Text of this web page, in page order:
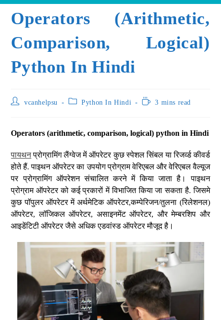
Operators (arithmetic,
Comparison, Logical)
Python In Hindi
vcanhelpsu Python In Hindi 3 mins read
Operators (arithmetic, comparison, logical) python in Hindi
पायथनप्रोग्रामिंग लैंग्वेज में ऑपरेटर कुछ स्पेशल सिंबल या रिजर्व्ड कीवर्ड
होते हैं. पाइथन ऑपरेटर का उपयोग प्रोग्राम वेरिएबल और वेरिएबल वैल्यूज
पर प्रोग्रामिंग ऑपरेशन संचालित करने में किया जाता है। पाइथन
प्रोग्राम ऑपरेटर को कई प्रकारों में विभाजित किया जा सकता है. जिसमे
कुछ पॉपुलर ऑपरेटर में अर्थमेटिक ऑपरेटर,कम्पेरिजन/तुलना (रिलेशनल)
ऑपरेटर, लॉजिकल ऑपरेटर, असाइनमेंट ऑपरेटर, और मेम्बरशिप और
आइडेंटिटी ऑपरेटर जैसे अधिक एडवांस्ड ऑपरेटर मौजूद है।